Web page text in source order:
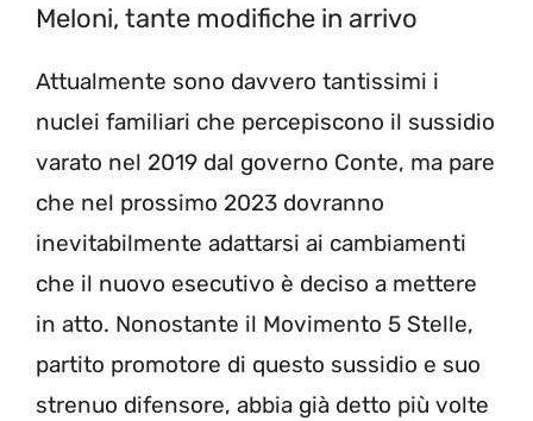
Meloni, tante modifiche in arrivo
Attualmente sono davvero tantissimi i
nuclei familiari che percepiscono il sussidio
varato nel 2019 dal governo Conte, ma pare
che nel prossimo 2023 dovranno
inevitabilmente adattarsi ai cambiamenti
che il nuovo esecutivo è deciso a mettere
in atto. Nonostante il Movimento 5 Stelle,
partito promotore di questo sussidio e suo
strenuo difensore, abbia già detto più volte